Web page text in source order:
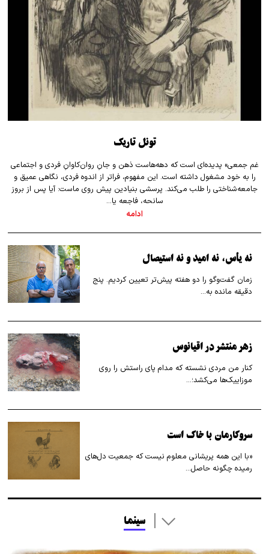
تونل تاریک
غم جمعی» پدیده‌ای است که دهه‌هاست ذهن و جانِ روان‌کاوانِ فردی و اجتماعی
را به خود مشغول داشته است. این مفهوم، فراتر از اندوه فردی، نگاهی عمیق و
جامعه‌شناختی را طلب می‌کند. پرسشی بنیادین پیش روی ماست: آیا پس از بروز
سانحه، فاجعه یا…
ادامه
نه یأس، نه امید و نه استیصال
زمان گفت‌وگو را دو هفته پیش‌تر تعیین کردیم. پنج
دقیقه مانده به…
زهر منتشر در اقیانوس
کنار من مردی نشسته که مدام پای راستش را روی
موزاییک‌ها می‌کشد؛…
سروکارمان با خاک است
«با این‌ همه پریشانی معلوم نیست که جمعیت دل‌های
رمیده چگونه حاصل…
سینما